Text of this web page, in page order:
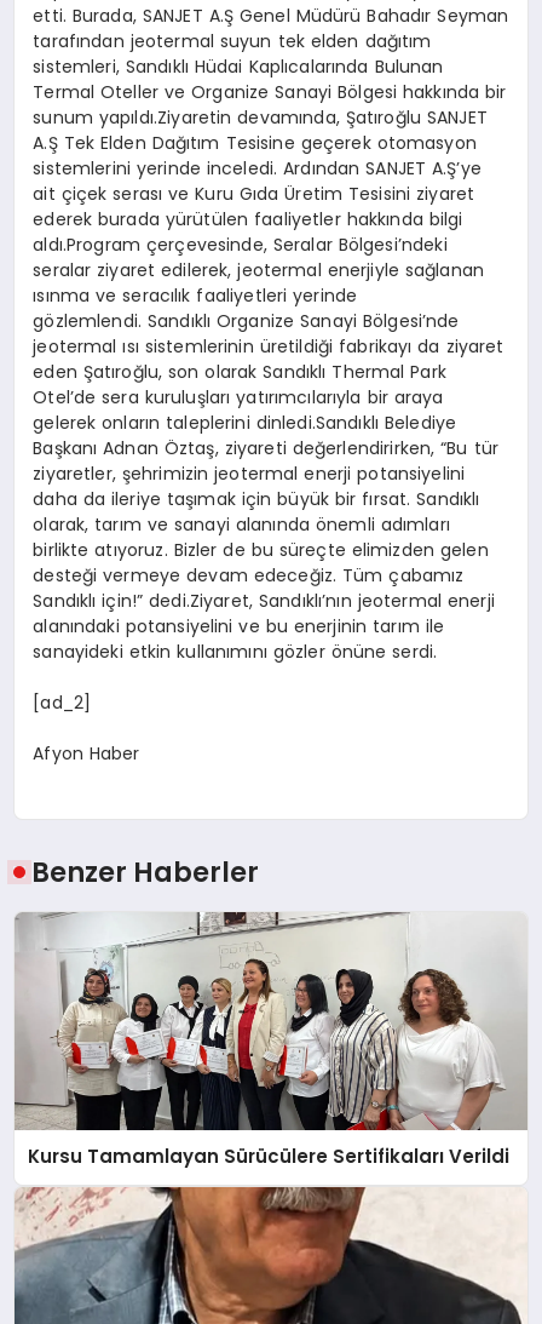
etti. Burada, SANJET A.Ş Genel Müdürü Bahadır Seyman
tarafından jeotermal suyun tek elden dağıtım
sistemleri, Sandıklı Hüdai Kaplıcalarında Bulunan
Termal Oteller ve Organize Sanayi Bölgesi hakkında bir
sunum yapıldı.Ziyaretin devamında, Şatıroğlu SANJET
A.Ş Tek Elden Dağıtım Tesisine geçerek otomasyon
sistemlerini yerinde inceledi. Ardından SANJET A.Ş’ye
ait çiçek serası ve Kuru Gıda Üretim Tesisini ziyaret
ederek burada yürütülen faaliyetler hakkında bilgi
aldı.Program çerçevesinde, Seralar Bölgesi’ndeki
seralar ziyaret edilerek, jeotermal enerjiyle sağlanan
ısınma ve seracılık faaliyetleri yerinde
gözlemlendi. Sandıklı Organize Sanayi Bölgesi’nde
jeotermal ısı sistemlerinin üretildiği fabrikayı da ziyaret
eden Şatıroğlu, son olarak Sandıklı Thermal Park
Otel’de sera kuruluşları yatırımcılarıyla bir araya
gelerek onların taleplerini dinledi.Sandıklı Belediye
Başkanı Adnan Öztaş, ziyareti değerlendirirken, “Bu tür
ziyaretler, şehrimizin jeotermal enerji potansiyelini
daha da ileriye taşımak için büyük bir fırsat. Sandıklı
olarak, tarım ve sanayi alanında önemli adımları
birlikte atıyoruz. Bizler de bu süreçte elimizden gelen
desteği vermeye devam edeceğiz. Tüm çabamız
Sandıklı için!” dedi.Ziyaret, Sandıklı’nın jeotermal enerji
alanındaki potansiyelini ve bu enerjinin tarım ile
sanayideki etkin kullanımını gözler önüne serdi.
[ad_2]
Afyon Haber
Benzer Haberler
Kursu Tamamlayan Sürücülere Sertifikaları Verildi